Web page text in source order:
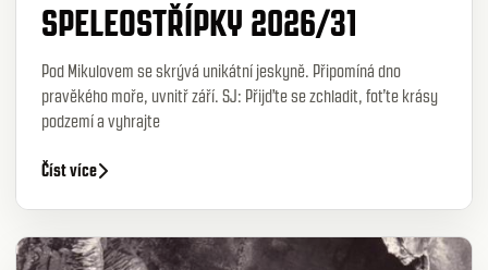
SPELEOSTŘÍPKY 2026/31
Pod Mikulovem se skrývá unikátní jeskyně. Připomíná dno
pravěkého moře, uvnitř září. SJ: Přijďte se zchladit, foťte krásy
podzemí a vyhrajte
Číst více